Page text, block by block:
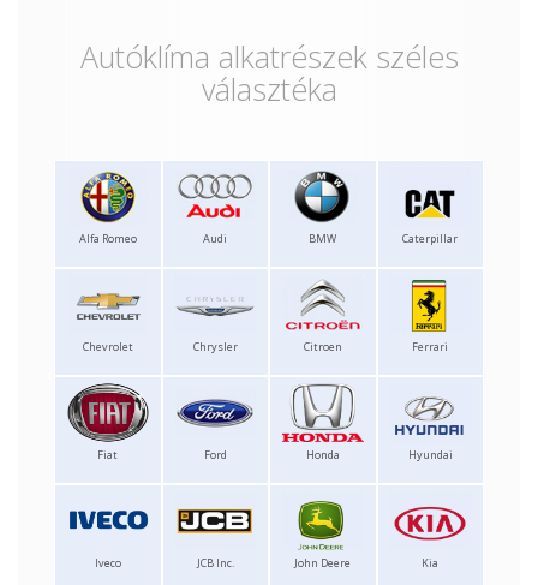
Autóklíma alkatrészek széles
választéka
Alfa Romeo Audi BMW Caterpillar
Chevrolet Chrysler Citroen Ferrari
Fiat Ford Honda Hyundai
Iveco JCB Inc. John Deere Kia